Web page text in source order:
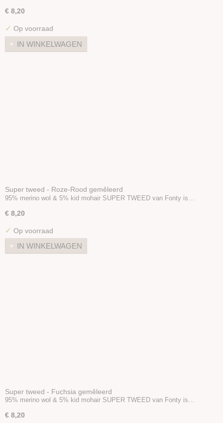
€ 8,20
✓ Op voorraad
IN WINKELWAGEN
Super tweed - Roze-Rood gemêleerd
95% merino wol & 5% kid mohair SUPER TWEED van Fonty is…
€ 8,20
✓ Op voorraad
IN WINKELWAGEN
Super tweed - Fuchsia gemêleerd
95% merino wol & 5% kid mohair SUPER TWEED van Fonty is…
€ 8,20